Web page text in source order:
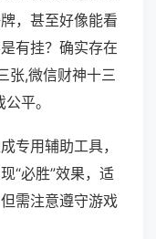
，甚至好像能看
有挂？确实存在
张,微信财神十三
平。
专用辅助工具，
“必胜”效果，适
需注意遵守游戏